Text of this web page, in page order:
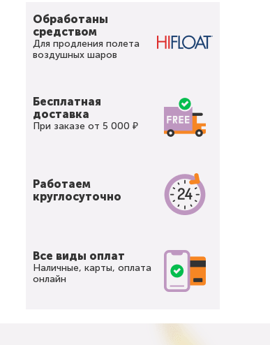
Обработаны
средством
Для продления полета
воздушных шаров
Бесплатная
доставка
При заказе от 5 000 ₽
Работаем
круглосуточно
Все виды оплат
Наличные, карты, оплата
онлайн